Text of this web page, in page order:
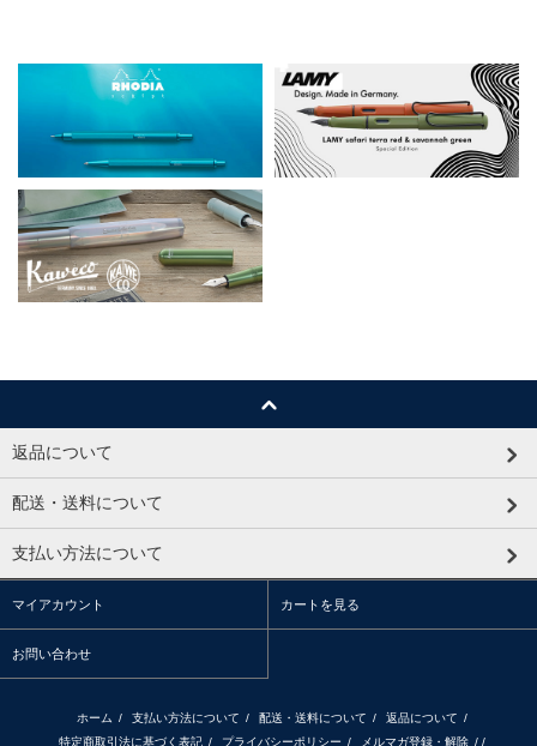
返品について
配送・送料について
支払い方法について
マイアカウント カートを見る
お問い合わせ
ホーム / 支払い方法について / 配送・送料について / 返品について /
特定商取引法に基づく表記 / プライバシーポリシー / メルマガ登録・解除 / /